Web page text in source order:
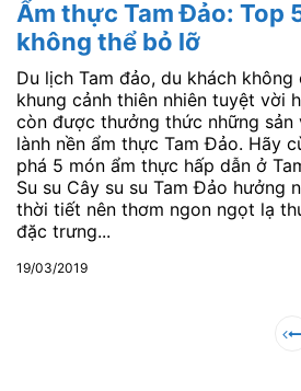
Ẩm thực Tam Đảo: Top
không thể bỏ lỡ
Du lịch Tam đảo, du khách
khung cảnh thiên nhiên tuyệt vời
còn được thưởng thức những
lành nền ẩm thực Tam Đảo. Hãy
phá 5 món ẩm thực hấp dẫn ở
Su su Cây su su Tam Đảo hưởng
thời tiết nên thơm ngon ngọt lạ
đặc trưng...
19/03/2019